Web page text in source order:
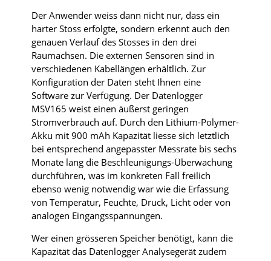
Der Anwender weiss dann nicht nur, dass ein
harter Stoss erfolgte, sondern erkennt auch den
genauen Verlauf des Stosses in den drei
Raumachsen. Die externen Sensoren sind in
verschiedenen Kabellängen erhältlich. Zur
Konfiguration der Daten steht Ihnen eine
Software zur Verfügung. Der Datenlogger
MSV165 weist einen äußerst geringen
Stromverbrauch auf. Durch den Lithium-Polymer-
Akku mit 900 mAh Kapazität liesse sich letztlich
bei entsprechend angepasster Messrate bis sechs
Monate lang die Beschleunigungs-Überwachung
durchführen, was im konkreten Fall freilich
ebenso wenig notwendig war wie die Erfassung
von Temperatur, Feuchte, Druck, Licht oder von
analogen Eingangsspannungen.
Wer einen grösseren Speicher benötigt, kann die
Kapazität das Datenlogger Analysegerät zudem